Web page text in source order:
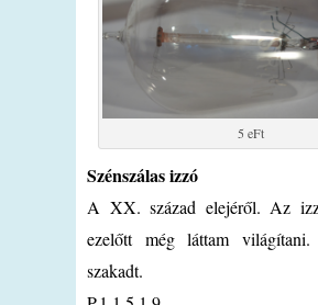
5 eFt
Szénszálas izzó
A XX. század elejéről. Az
ezelőtt még láttam
szakadt.